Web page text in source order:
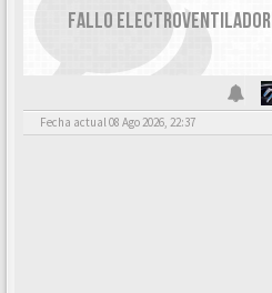
FALLO
Fecha actual 08 Ago 2026, 22:37